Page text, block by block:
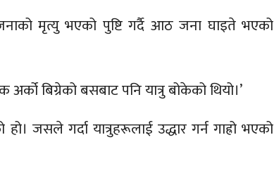
मृत्यु भएको पुष्टि गर्दै आठ जना घाइते भएको
बिग्रेको बसबाट पनि यात्रु बोकेको थियो।’
जसले गर्दा यात्रुहरूलाई उद्धार गर्न गाह्रो भएको